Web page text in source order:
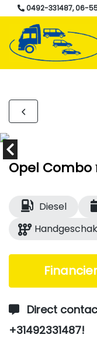
0492-331487, 06-
Opel Combo
Diesel
Direct
+31492331487!